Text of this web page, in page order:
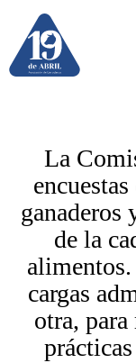
La
ganaderos
de la
cargas
otra, para